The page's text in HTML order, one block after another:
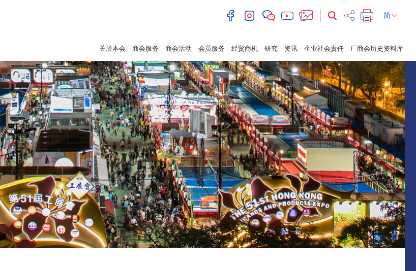
简
关於本会 商会服务 商会活动 会员服务 经贸商机 研究 资讯 企业社会责任 厂商会历史资料库